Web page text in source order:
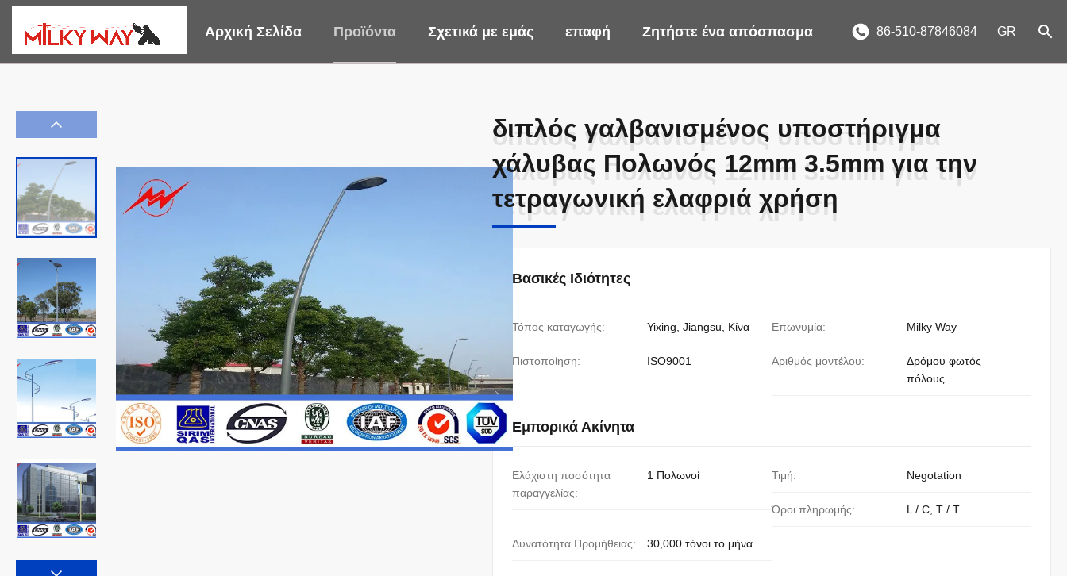
Αρχική Σελίδα Προϊόντα Σχετικά με εμάς επαφή Ζητήστε ένα απόσπασμα 86-510-87846084 GR
διπλός γαλβανισμένος υποστήριγμα
χάλυβας Πολωνός 12mm 3.5mm για την
τετραγωνική ελαφριά χρήση
διπλός γαλβανισμένος υποστήριγμα
χάλυβας Πολωνός 12mm 3.5mm για την
τετραγωνική ελαφριά χρήση
Βασικές Ιδιότητες
Τόπος καταγωγής: Yixing, Jiangsu, Κίνα Επωνυμία: Milky Way
Πιστοποίηση: ISO9001 Αριθμός μοντέλου:
Δρόμου φωτός
πόλους
Εμπορικά Ακίνητα
Ελάχιστη ποσότητα
παραγγελίας:
1 Πολωνοί Τιμή: Negotation
Όροι πληρωμής: L / C, T / T
Δυνατότητα Προμήθειας: 30,000 τόνοι το μήνα